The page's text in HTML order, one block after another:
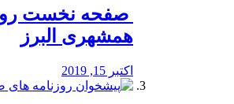
صفحه نخست
همشهری البرز
اکتبر 15, 2019